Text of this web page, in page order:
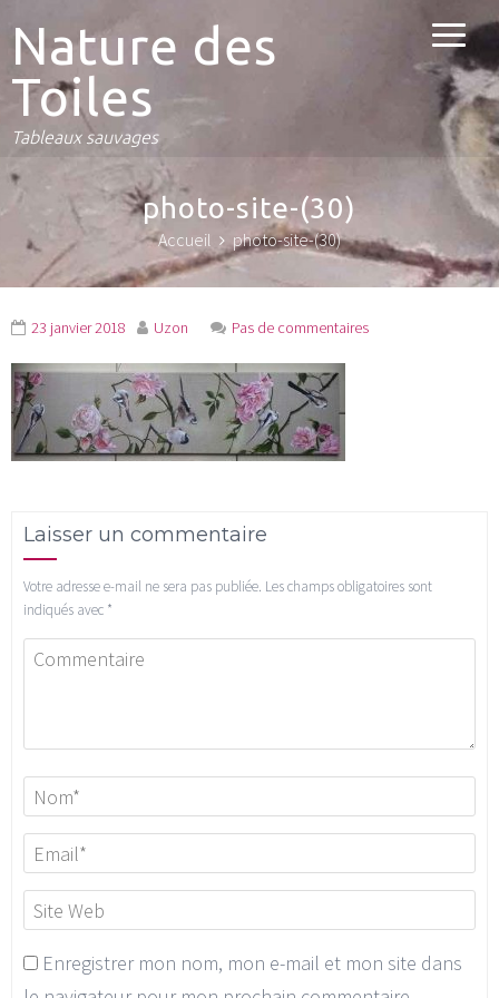
Nature des
Toiles
Tableaux sauvages
photo-site-(30)
Accueil photo-site-(30)
23 janvier 2018 Uzon Pas de commentaires
Laisser un commentaire
Votre adresse e-mail ne sera pas publiée. Les champs obligatoires sont
indiqués avec *
Enregistrer mon nom, mon e-mail et mon site dans